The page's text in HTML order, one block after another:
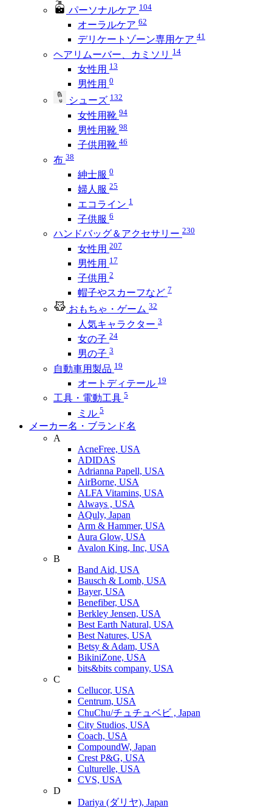
パーソナルケア 104
オーラルケア 62
デリケートゾーン専用ケア 41
ヘアリムーバー、カミソリ 14
女性用 13
男性用 0
シューズ 132
女性用靴 94
男性用靴 98
子供用靴 46
布 38
紳士服 0
婦人服 25
エコライン 1
子供服 6
ハンドバッグ＆アクセサリー 230
女性用 207
男性用 17
子供用 2
帽子やスカーフなど 7
おもちゃ・ゲーム 32
人気キャラクター 3
女の子 24
男の子 3
自動車用製品 19
オートディテール 19
工具・電動工具 5
ミル 5
メーカー名・ブランド名
A
AcneFree, USA
ADIDAS
Adrianna Papell, USA
AirBorne, USA
ALFA Vitamins, USA
Always , USA
AQuly, Japan
Arm & Hammer, USA
Aura Glow, USA
Avalon King, Inc, USA
B
Band Aid, USA
Bausch & Lomb, USA
Bayer, USA
Benefiber, USA
Berkley Jensen, USA
Best Earth Natural, USA
Best Natures, USA
Betsy & Adam, USA
BikiniZone, USA
bits&bits company, USA
C
Cellucor, USA
Centrum, USA
ChuChu/チュチュベビ , Japan
City Studios, USA
Coach, USA
CompoundW, Japan
Crest P&G, USA
Culturelle, USA
CVS, USA
D
Dariya (ダリヤ), Japan